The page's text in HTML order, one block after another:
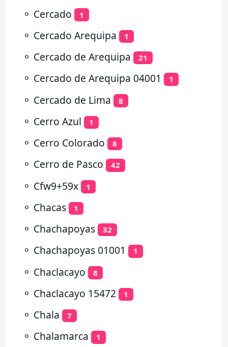
⚬ Cercado 1
⚬ Cercado Arequipa 1
⚬ Cercado de Arequipa 21
⚬ Cercado de Arequipa 04001 1
⚬ Cercado de Lima 8
⚬ Cerro Azul 1
⚬ Cerro Colorado 8
⚬ Cerro de Pasco 42
⚬ Cfw9+59x 1
⚬ Chacas 1
⚬ Chachapoyas 32
⚬ Chachapoyas 01001 1
⚬ Chaclacayo 8
⚬ Chaclacayo 15472 1
⚬ Chala 7
⚬ Chalamarca 1